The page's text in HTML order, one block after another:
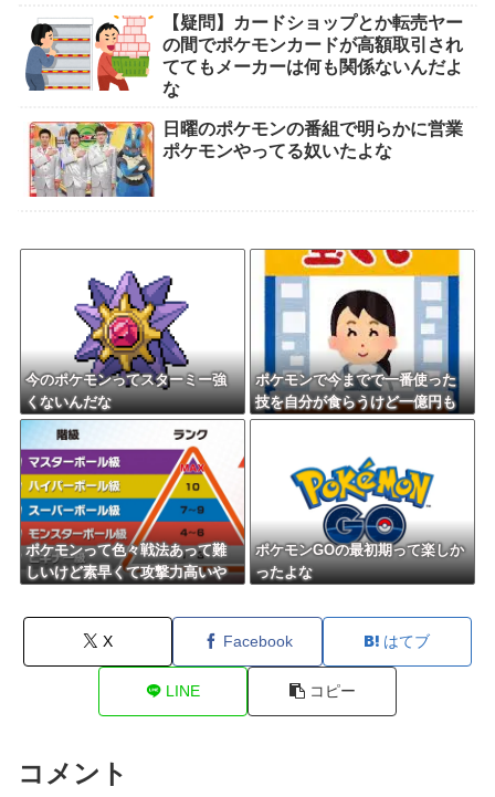
【疑問】カードショップとか転売ヤー
の間でポケモンカードが高額取引され
ててもメーカーは何も関係ないんだよ
な
日曜のポケモンの番組で明らかに営業
ポケモンやってる奴いたよな
今のポケモンってスターミー強
くないんだな
ポケモンで今までで一番使った
技を自分が食らうけど一億円も
らえるボタン
ポケモンって色々戦法あって難
しいけど素早くて攻撃力高いや
にやっても勝てるんじゃね？
ポケモンGOの最初期って楽しか
ったよな
X Facebook はてブ
LINE コピー
コメント